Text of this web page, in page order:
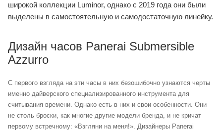
широкой коллекции Luminor, однако с 2019 года они были
выделены в самостоятельную и самодостаточную линейку.
Дизайн часов Panerai Submersible
Azzurro
С первого взгляда на эти часы в них безошибочно узнаются черты
именно дайверского специализированного инструмента для
считывания времени. Однако есть в них и свои особенности. Они
не столь броски, как многие другие модели бренда, и не кричат
первому встречному: «Взгляни на меня!». Дизайнеры Panerai